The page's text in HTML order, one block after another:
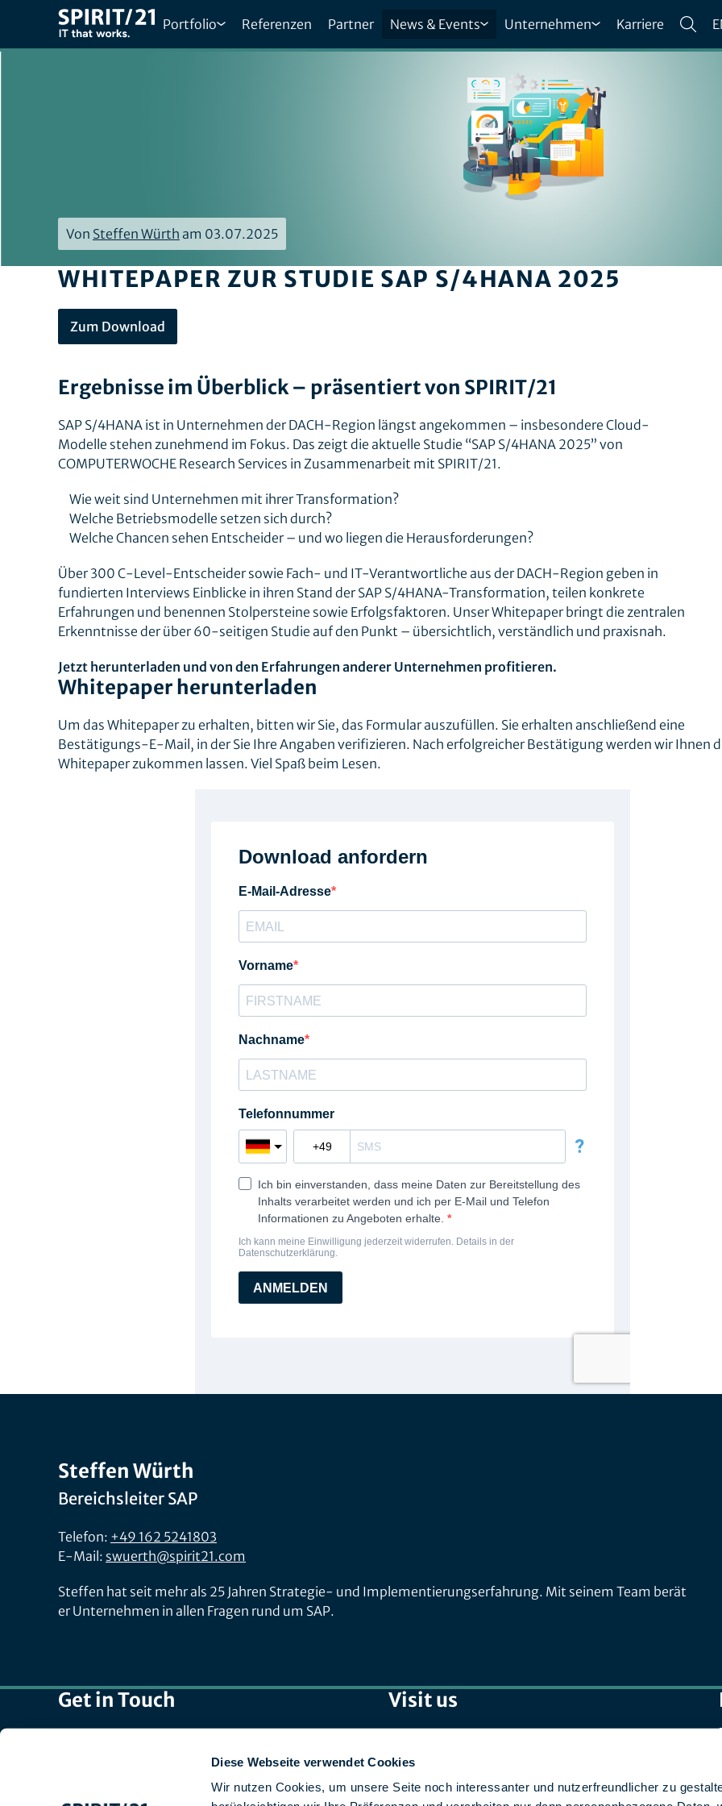
Diese Webseite verwendet Cookies
Wir nutzen Cookies, um unsere Seite noch interessanter und nutzerfreundlicher zu
Portfolio Referenzen Partner News & Events Unternehmen Karriere
Von Steffen Würth am 03.07.2025
WHITEPAPER ZUR STUDIE SAP S/4HANA 2025
Zum Download
Ergebnisse im Überblick – präsentiert von SPIRIT/21
SAP S/4HANA ist in Unternehmen der DACH-Region längst angekommen – insbesondere Cloud-
Modelle stehen zunehmend im Fokus. Das zeigt die aktuelle Studie “SAP S/4HANA 2025” von
COMPUTERWOCHE Research Services in Zusammenarbeit mit SPIRIT/21.
Wie weit sind Unternehmen mit ihrer Transformation?
Welche Betriebsmodelle setzen sich durch?
Welche Chancen sehen Entscheider – und wo liegen die Herausforderungen?
Über 300 C-Level-Entscheider sowie Fach- und IT-Verantwortliche aus der DACH-Region geben in
fundierten Interviews Einblicke in ihren Stand der SAP S/4HANA-Transformation, teilen konkrete
Erfahrungen und benennen Stolpersteine sowie Erfolgsfaktoren. Unser Whitepaper bringt die zentralen
Erkenntnisse der über 60-seitigen Studie auf den Punkt – übersichtlich, verständlich und praxisnah.
Jetzt herunterladen und von den Erfahrungen anderer Unternehmen profitieren.
Whitepaper herunterladen
Um das Whitepaper zu erhalten, bitten wir Sie, das Formular auszufüllen. Sie erhalten anschließend eine
Bestätigungs-E-Mail, in der Sie Ihre Angaben verifizieren. Nach erfolgreicher Bestätigung werden wir Ihnen
Whitepaper zukommen lassen. Viel Spaß beim Lesen.
Steffen Würth
Bereichsleiter SAP
Telefon: +49 162 5241803
E-Mail: swuerth@spirit21.com
Steffen hat seit mehr als 25 Jahren Strategie- und Implementierungserfahrung. Mit seinem Team berät
er Unternehmen in allen Fragen rund um SAP.
Get in Touch
Recruiting: +49 7031 209-50140
info@spirit21.com
Visit us
Otto-Lilienthal-Straße 36